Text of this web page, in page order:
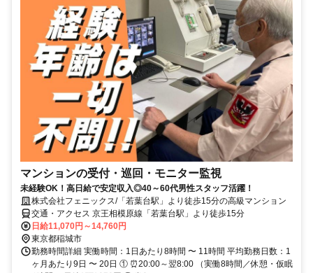
マンションの受付・巡回・モニター監視
未経験OK！高日給で安定収入◎40～60代男性スタッフ活躍！
株式会社フェニックス/「若葉台駅」より徒歩15分の高級マンション
交通・アクセス 京王相模原線「若葉台駅」より徒歩15分
日給11,070円～14,760円
東京都稲城市
勤務時間詳細 実働時間：1日あたり8時間 〜 11時間 平均勤務日数：1
ヶ月あたり9日 〜 20日 ① ⏰20:00～翌8:00 （実働8時間／休憩・仮眠